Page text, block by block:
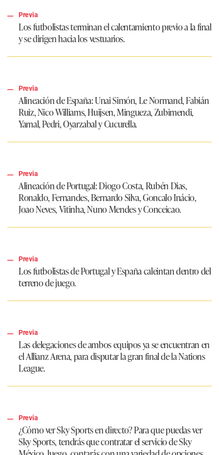
Previa
Los futbolistas terminan el calentamiento previo a la final
y se dirigen hacia los vestuarios.
Previa
Alineación de España:Unai Simón, Le Normand, Fabián
Ruiz, Nico Williams, Huijsen, Mingueza, Zubimendi,
Yamal, Pedri, Oyarzabal y Cucurella.
Previa
Alineación de Portugal:Diogo Costa, Rubén Dias,
Ronaldo, Fernandes, Bernardo Silva, Goncalo Inácio,
Joao Neves, Vitinha, Nuno Mendes y Conceicao.
Previa
Los futbolistas de Portugal y España caleintan dentro del
terreno de juego.
Previa
Las delegaciones de ambos equipos ya se encuentran en
el Allianz Arena, para disputar la gran final de la Nations
League.
Previa
¿Cómo ver Sky Sports en directo?Para que puedas ver
Sky Sports, tendrás que contratar el servicio de Sky